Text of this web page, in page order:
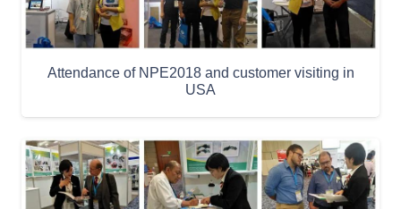
Attendance of NPE2018 and customer visiting in
USA